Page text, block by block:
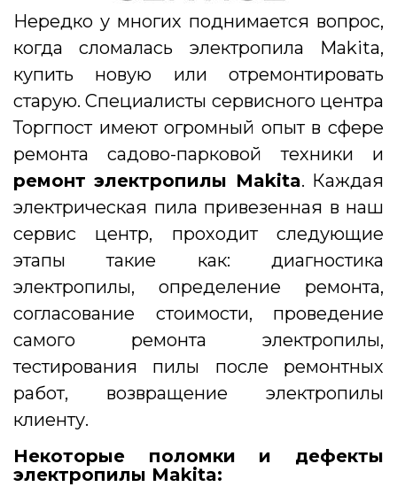
Нередко у многих поднимается вопрос,
когда сломалась электропила Makita,
купить новую или отремонтировать
старую. Cпециалисты сервисного центра
Торгпост имеют огромный опыт в сфере
ремонта садово-парковой техники и
ремонт электропилы Makita. Каждая
электрическая пила привезенная в наш
сервис центр, проходит следующие
этапы такие как: диагностика
электропилы, определение ремонта,
согласование стоимости, проведение
самого ремонта электропилы,
тестирования пилы после ремонтных
работ, возвращение электропилы
клиенту.
Некоторые поломки и дефекты
электропилы Makita: